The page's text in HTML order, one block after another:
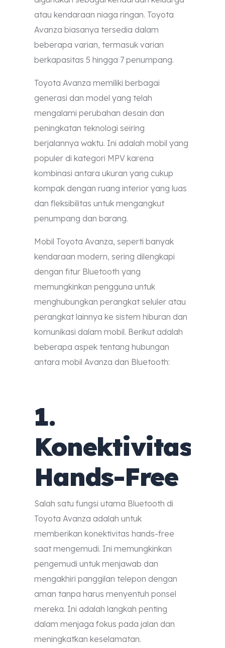
atau kendaraan niaga ringan. Toyota
Avanza biasanya tersedia dalam
beberapa varian, termasuk varian
berkapasitas 5 hingga 7 penumpang.
Toyota Avanza memiliki berbagai
generasi dan model yang telah
mengalami perubahan desain dan
peningkatan teknologi seiring
berjalannya waktu. Ini adalah mobil yang
populer di kategori MPV karena
kombinasi antara ukuran yang cukup
kompak dengan ruang interior yang luas
dan fleksibilitas untuk mengangkut
penumpang dan barang.
Mobil Toyota Avanza, seperti banyak
kendaraan modern, sering dilengkapi
dengan fitur Bluetooth yang
memungkinkan pengguna untuk
menghubungkan perangkat seluler atau
perangkat lainnya ke sistem hiburan dan
komunikasi dalam mobil. Berikut adalah
beberapa aspek tentang hubungan
antara mobil Avanza dan Bluetooth:
1.
Konektivitas
Hands-Free
Salah satu fungsi utama Bluetooth di
Toyota Avanza adalah untuk
memberikan konektivitas hands-free
saat mengemudi. Ini memungkinkan
pengemudi untuk menjawab dan
mengakhiri panggilan telepon dengan
aman tanpa harus menyentuh ponsel
mereka. Ini adalah langkah penting
dalam menjaga fokus pada jalan dan
meningkatkan keselamatan.